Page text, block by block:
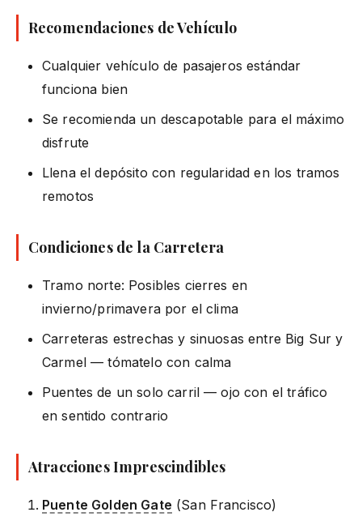
Recomendaciones de Vehículo
Cualquier vehículo de pasajeros estándar
funciona bien
Se recomienda un descapotable para el máximo
disfrute
Llena el depósito con regularidad en los tramos
remotos
Condiciones de la Carretera
Tramo norte: Posibles cierres en
invierno/primavera por el clima
Carreteras estrechas y sinuosas entre Big Sur y
Carmel — tómatelo con calma
Puentes de un solo carril — ojo con el tráfico
en sentido contrario
Atracciones Imprescindibles
Puente Golden Gate (San Francisco)